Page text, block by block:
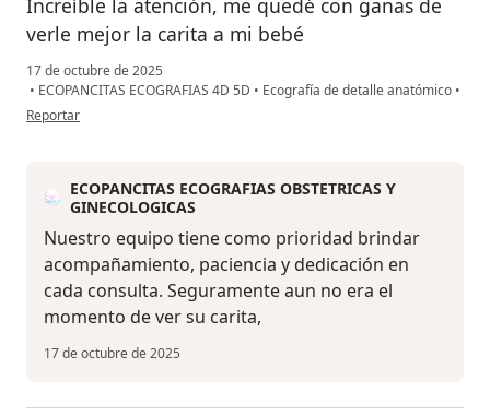
Increíble la atención, me quedé con ganas de
verle mejor la carita a mi bebé
17 de octubre de 2025
• ECOPANCITAS ECOGRAFIAS 4D 5D • Ecografía de detalle anatómico •
en opinión del usuario Melanny
Reportar
ECOPANCITAS ECOGRAFIAS OBSTETRICAS Y
GINECOLOGICAS
Nuestro equipo tiene como prioridad brindar
acompañamiento, paciencia y dedicación en
cada consulta. Seguramente aun no era el
momento de ver su carita,
17 de octubre de 2025